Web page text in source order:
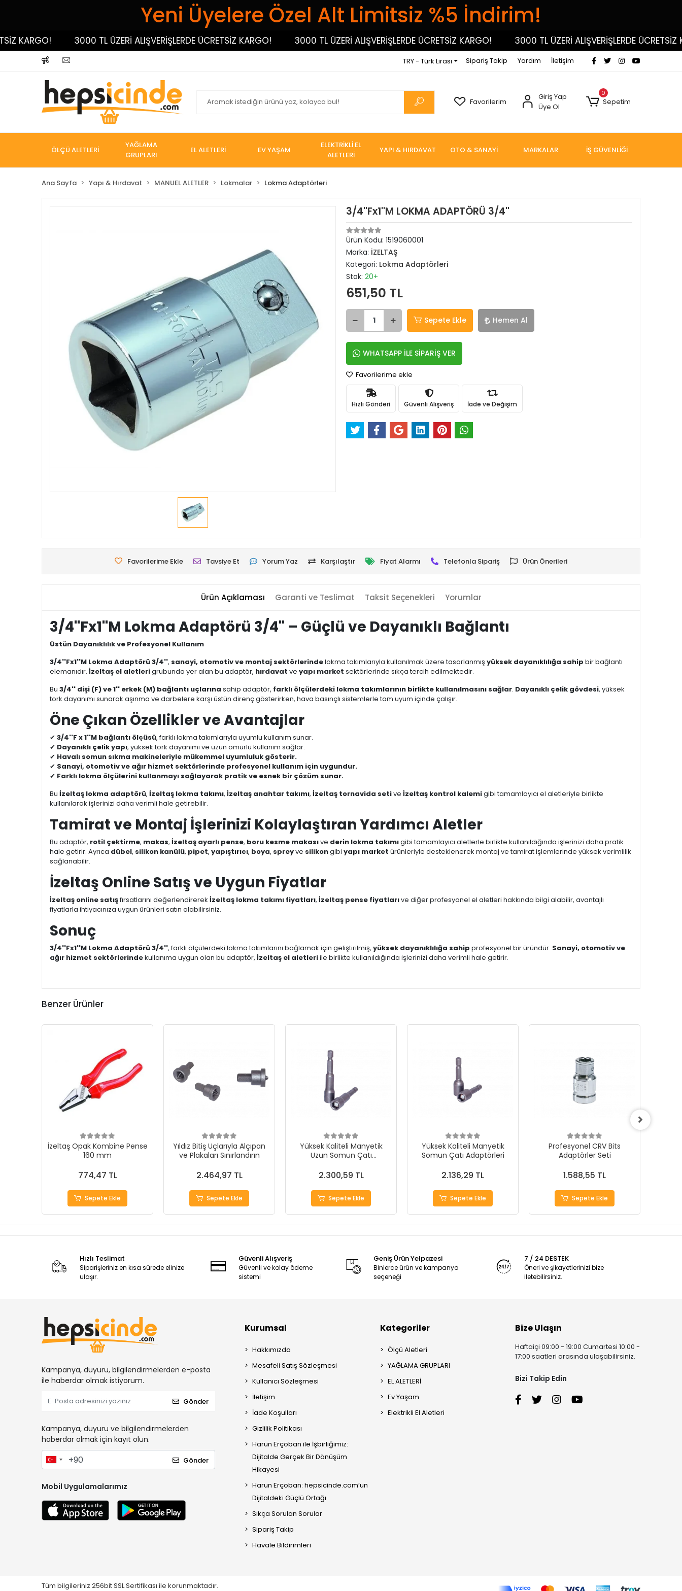
Yeni Üyelere Özel Alt Limitsiz %5 İndirim!
3000 TL ÜZERİ ALIŞVERİŞLERDE ÜCRETSİZ KARGO! 3000 TL ÜZERİ ALIŞVERİŞLERDE ÜCRETSİZ KARGO! 3000 TL ÜZERİ ALIŞVERİŞLERDE ÜCRETSİZ
TRY - Türk Lirası Sipariş Takip Yardım İletişim
Favorilerim
Giriş Yap
Üye Ol
0
Sepetim
ÖLÇÜ ALETLERİ
YAĞLAMA
GRUPLARI
EL ALETLERİ EV YAŞAM
ELEKTRİKLİ EL
ALETLERİ
YAPI & HIRDAVAT OTO & SANAYİ MARKALAR İŞ GÜVENLİĞİ
Ana Sayfa Yapı & Hırdavat MANUEL ALETLER Lokmalar Lokma Adaptörleri
3/4''Fx1''M LOKMA ADAPTÖRÜ 3/4''
Ürün Kodu: 1519060001
Marka: İZELTAŞ
Kategori: Lokma Adaptörleri
Stok: 20+
651,50 TL
Sepete Ekle Hemen Al
WHATSAPP İLE SİPARİŞ VER
Favorilerime ekle
Hızlı Gönderi Güvenli Alışveriş İade ve Değişim
Favorilerime Ekle Tavsiye Et Yorum Yaz Karşılaştır Fiyat Alarmı Telefonla Sipariş Ürün Önerileri
Ürün Açıklaması Garanti ve Teslimat Taksit Seçenekleri Yorumlar
3/4''Fx1''M Lokma Adaptörü 3/4'' – Güçlü ve Dayanıklı Bağlantı
Üstün Dayanıklılık ve Profesyonel Kullanım
3/4''Fx1''M Lokma Adaptörü 3/4'', sanayi, otomotiv ve montaj sektörlerindelokma takımlarıyla kullanılmak üzere tasarlanmış yüksek dayanıklılığa sahip bir bağlantı
elemanıdır. İzeltaş el aletlerigrubunda yer alan bu adaptör, hırdavat ve yapı market sektörlerinde sıkça tercih edilmektedir.
Bu 3/4'' dişi (F) ve 1'' erkek (M) bağlantı uçlarına sahip adaptör, farklı ölçülerdeki lokma takımlarının birlikte kullanılmasını sağlar. Dayanıklı çelik gövdesi, yüksek
tork dayanımı sunarak aşınma ve darbelere karşı üstün direnç gösterirken, hava basınçlı sistemlerle tam uyum içinde çalışır.
Öne Çıkan Özellikler ve Avantajlar
✔ 3/4''F x 1''M bağlantı ölçüsü, farklı lokma takımlarıyla uyumlu kullanım sunar.
✔ Dayanıklı çelik yapı, yüksek tork dayanımı ve uzun ömürlü kullanım sağlar.
✔ Havalı somun sıkma makineleriyle mükemmel uyumluluk gösterir.
✔ Sanayi, otomotiv ve ağır hizmet sektörlerinde profesyonel kullanım için uygundur.
✔ Farklı lokma ölçülerini kullanmayı sağlayarak pratik ve esnek bir çözüm sunar.
Bu İzeltaş lokma adaptörü, İzeltaş lokma takımı, İzeltaş anahtar takımı, İzeltaş tornavida setive İzeltaş kontrol kalemigibi tamamlayıcı el aletleriyle birlikte
kullanılarak işlerinizi daha verimli hale getirebilir.
Tamirat ve Montaj İşlerinizi Kolaylaştıran Yardımcı Aletler
Bu adaptör, rotil çektirme, makas, İzeltaş ayarlı pense, boru kesme makasıve derin lokma takımıgibi tamamlayıcı aletlerle birlikte kullanıldığında işlerinizi daha pratik
hale getirir. Ayrıca dübel, silikon kanülü, pipet, yapıştırıcı, boya, spreyve silikongibi yapı market ürünleriyle desteklenerek montaj ve tamirat işlemlerinde yüksek verimlilik
sağlanabilir.
İzeltaş Online Satış ve Uygun Fiyatlar
İzeltaş online satışfırsatlarını değerlendirerek İzeltaş lokma takımı fiyatları, İzeltaş pense fiyatlarıve diğer profesyonel el aletleri hakkında bilgi alabilir, avantajlı
fiyatlarla ihtiyacınıza uygun ürünleri satın alabilirsiniz.
Sonuç
3/4''Fx1''M Lokma Adaptörü 3/4'', farklı ölçülerdeki lokma takımlarını bağlamak için geliştirilmiş, yüksek dayanıklılığa sahip profesyonel bir üründür. Sanayi, otomotiv ve
ağır hizmet sektörlerindekullanıma uygun olan bu adaptör, İzeltaş el aletleriile birlikte kullanıldığında işlerinizi daha verimli hale getirir.
Benzer Ürünler
İzeltaş Opak Kombine Pense
160 mm
774,47 TL
Sepete Ekle
Yıldız Bitiş Uçlarıyla Alçıpan
ve Plakaları Sınırlandırın
2.464,97 TL
Sepete Ekle
Yüksek Kaliteli Manyetik
Uzun Somun Çatı
2.300,59 TL
Sepete Ekle
Yüksek Kaliteli Manyetik
Somun Çatı Adaptörleri
2.136,29 TL
Sepete Ekle
Profesyonel CRV Bits
Adaptörler Seti
1.588,55 TL
Sepete Ekle
Hızlı Teslimat
Siparişleriniz en kısa sürede elinize
ulaşır.
Güvenli Alışveriş
Güvenli ve kolay ödeme
sistemi
Geniş Ürün Yelpazesi
Binlerce ürün ve kampanya
seçeneği
7 / 24 DESTEK
Öneri ve şikayetlerinizi bize
iletebilirsiniz.
Kampanya, duyuru, bilgilendirmelerden e-posta
ile haberdar olmak istiyorum.
Gönder
Kampanya, duyuru ve bilgilendirmelerden
haberdar olmak için kayıt olun.
Gönder
Mobil Uygulamalarımız
Kurumsal
Hakkımızda
Mesafeli Satış Sözleşmesi
Kullanıcı Sözleşmesi
İletişim
İade Koşulları
Gizlilik Politikası
Harun Erçoban ile İşbirliğimiz:
Dijitalde Gerçek Bir Dönüşüm
Hikayesi
Harun Erçoban: hepsicinde.com’un
Dijitaldeki Güçlü Ortağı
Sıkça Sorulan Sorular
Sipariş Takip
Havale Bildirimleri
Kategoriler
Ölçü Aletleri
YAĞLAMA GRUPLARI
EL ALETLERİ
Ev Yaşam
Elektrikli El Aletleri
Bize Ulaşın
Haftaiçi 09:00 - 19:00 Cumartesi 10:00 -
17:00 saatleri arasında ulaşabilirsiniz.
Bizi Takip Edin
Tüm bilgileriniz 256bit SSL Sertifikası ile korunmaktadır.